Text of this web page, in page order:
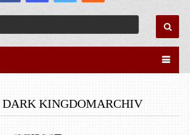
DARK KINGDOMARCHIV